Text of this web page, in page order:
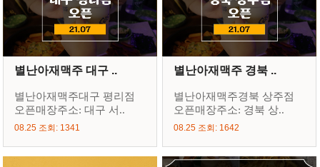
별난아재맥주 대구 ..
별난아재맥주대구 평리점
오픈매장주소: 대구 서..
08.25 조회: 1341
별난아재맥주 경북 ..
별난아재맥주경북 상주점
오픈매장주소: 경북 상..
08.25 조회: 1642